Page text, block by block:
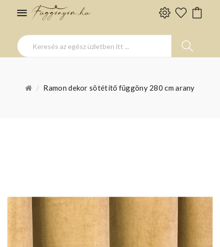
Ramon dekor sötétítő függöny 280 cm arany